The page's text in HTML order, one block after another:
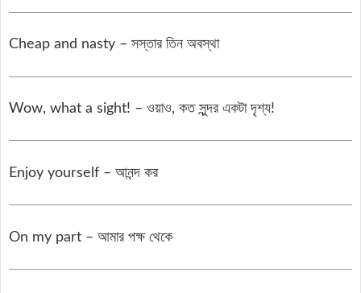
Cheap and nasty – সস্তার তিন অবস্থা
Wow, what a sight! – ওয়াও, কত সুন্দর একটা দৃশ্য!
Enjoy yourself – আনন্দ কর
On my part – আমার পক্ষ থেকে